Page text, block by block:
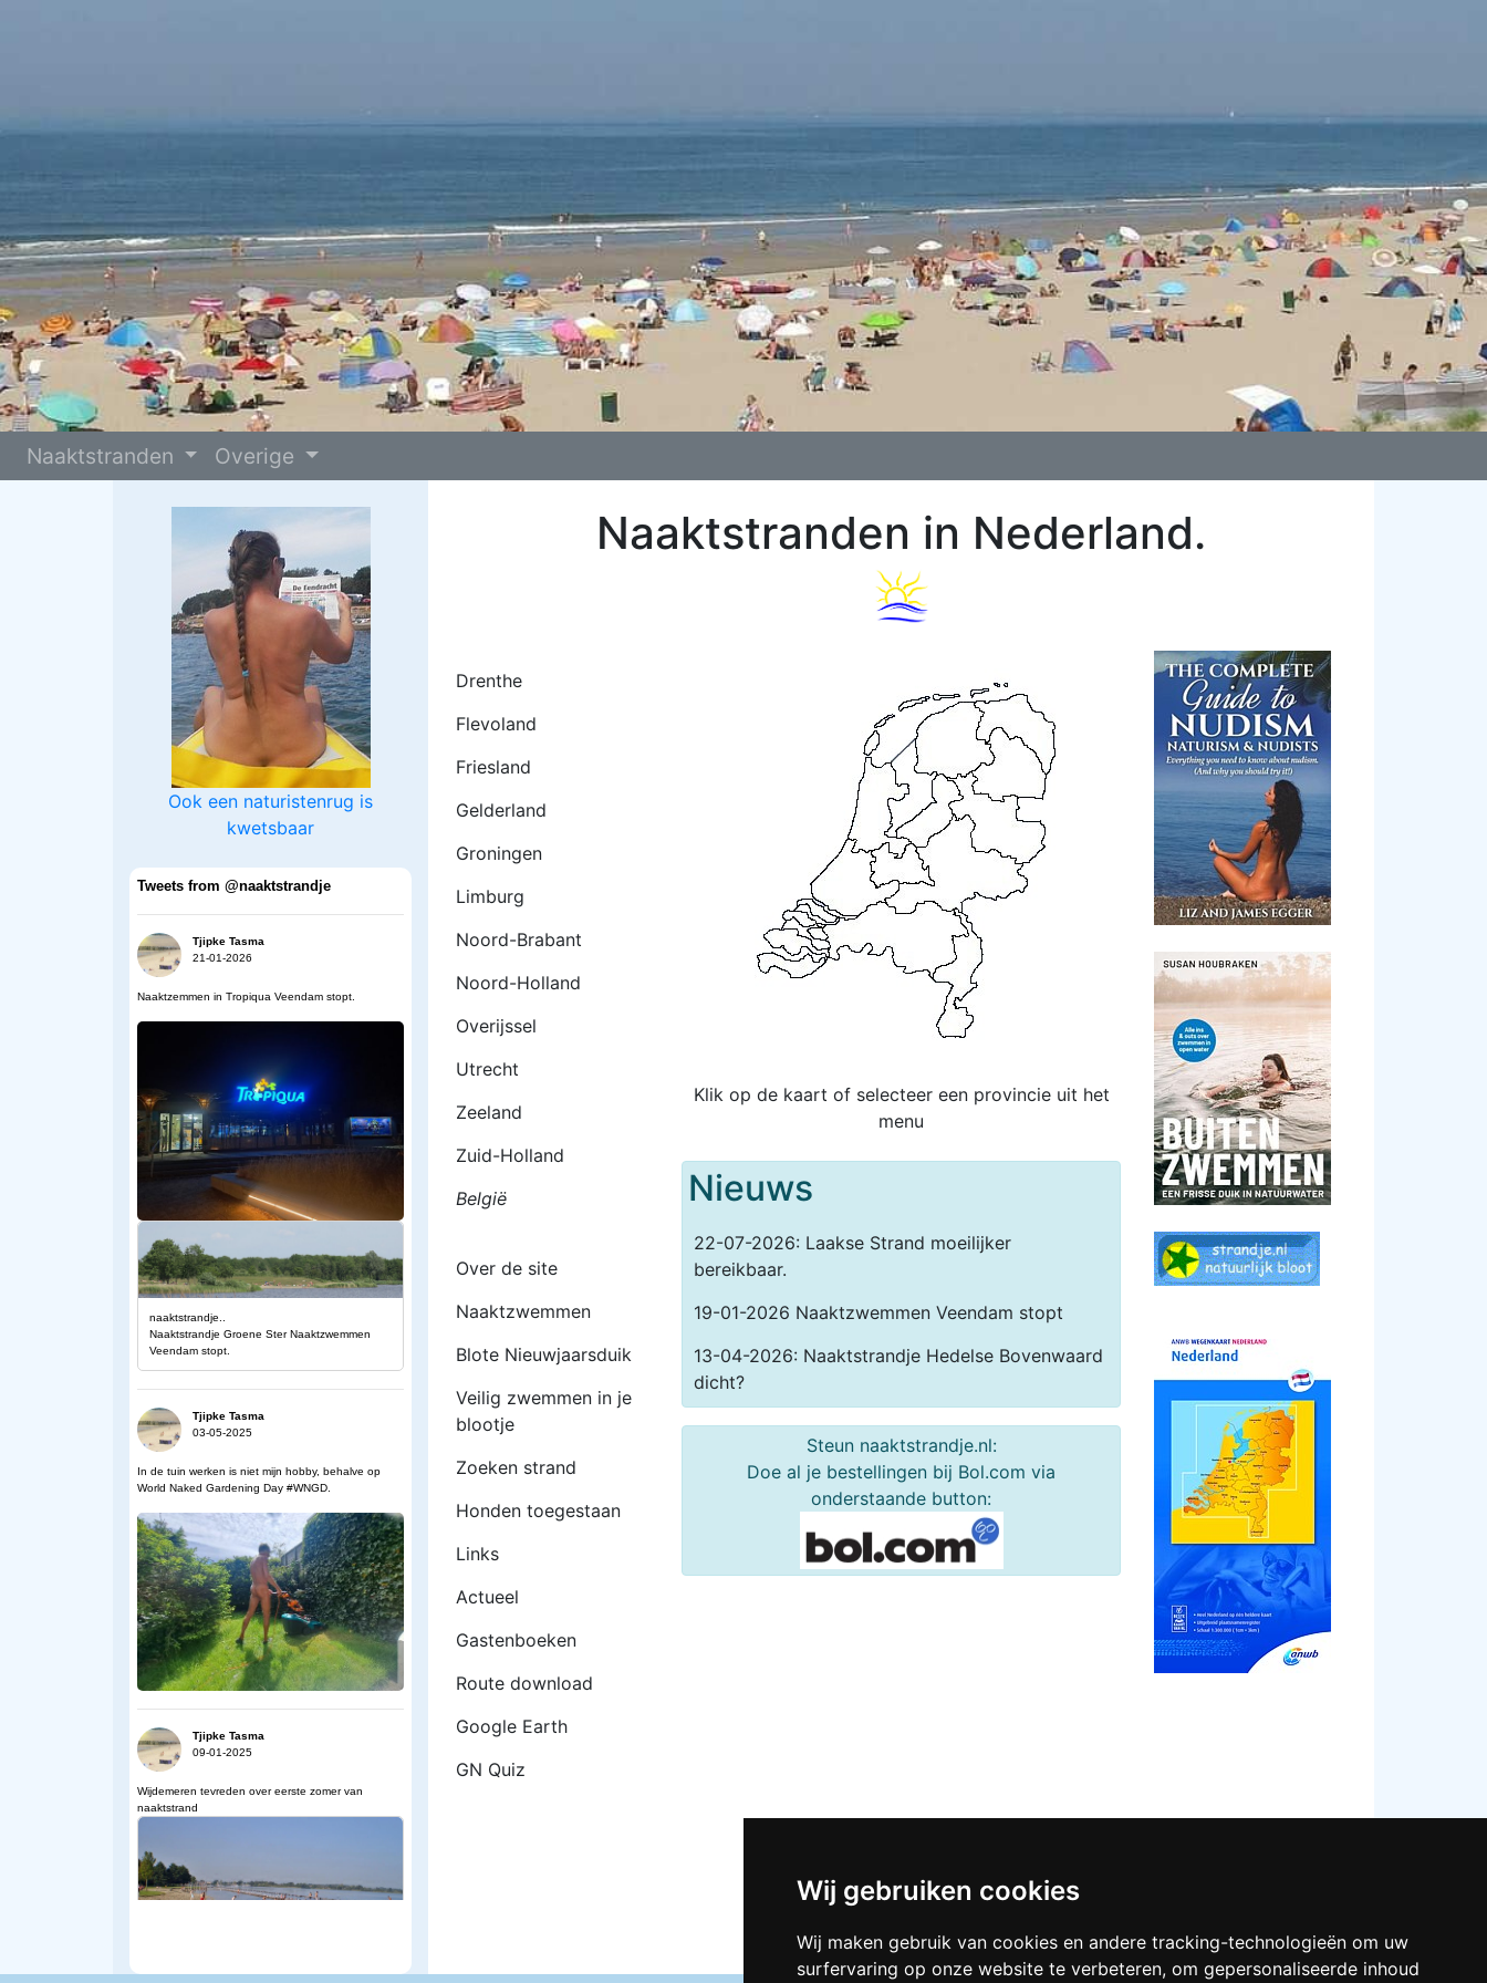
Wij gebruiken cookies
Wij maken gebruik van cookies en andere tracking-technologieën om uw
surfervaring op onze website te verbeteren, om gepersonaliseerde inhoud
Naaktstranden Overige
Ook een naturistenrug is
kwetsbaar
Tweets from @naaktstrandje
Tjipke Tasma
21-01-2026
Naaktzemmen in Tropiqua Veendam stopt.
naaktstrandje..
Naaktstrandje Groene Ster Naaktzwemmen
Veendam stopt.
Tjipke Tasma
03-05-2025
In de tuin werken is niet mijn hobby, behalve op
World Naked Gardening Day #WNGD.
Tjipke Tasma
09-01-2025
Wijdemeren tevreden over eerste zomer van
naaktstrand
Naaktstranden in Nederland.
Drenthe
Flevoland
Friesland
Gelderland
Groningen
Limburg
Noord-Brabant
Noord-Holland
Overijssel
Utrecht
Zeeland
Zuid-Holland
België
Over de site
Naaktzwemmen
Blote Nieuwjaarsduik
Veilig zwemmen in je
blootje
Zoeken strand
Honden toegestaan
Links
Actueel
Gastenboeken
Route download
Google Earth
GN Quiz
Klik op de kaart of selecteer een provincie uit het
menu
Nieuws
22-07-2026: Laakse Strand moeilijker
bereikbaar.
19-01-2026 Naaktzwemmen Veendam stopt
13-04-2026: Naaktstrandje Hedelse Bovenwaard
dicht?
Steun naaktstrandje.nl:
Doe al je bestellingen bij Bol.com via
onderstaande button: